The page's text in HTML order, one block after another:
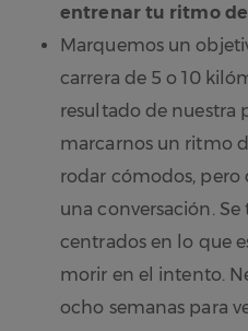
entrenar tu ritmo
Marquemos un
carrera de 5 o 10
resultado de nuestra
marcarnos un ritmo
rodar cómodos, pero
una conversación. Se
centrados en lo que
morir en el intento.
ocho semanas para